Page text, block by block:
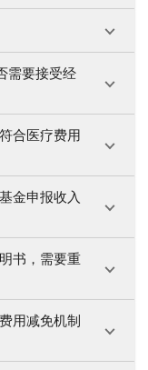
需要接受经
合医疗费用
金申报收入
书，需要重
用减免机制